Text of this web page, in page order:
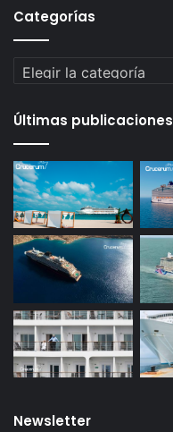
Categorías
Categorías
Últimas publicaciones
Newsletter